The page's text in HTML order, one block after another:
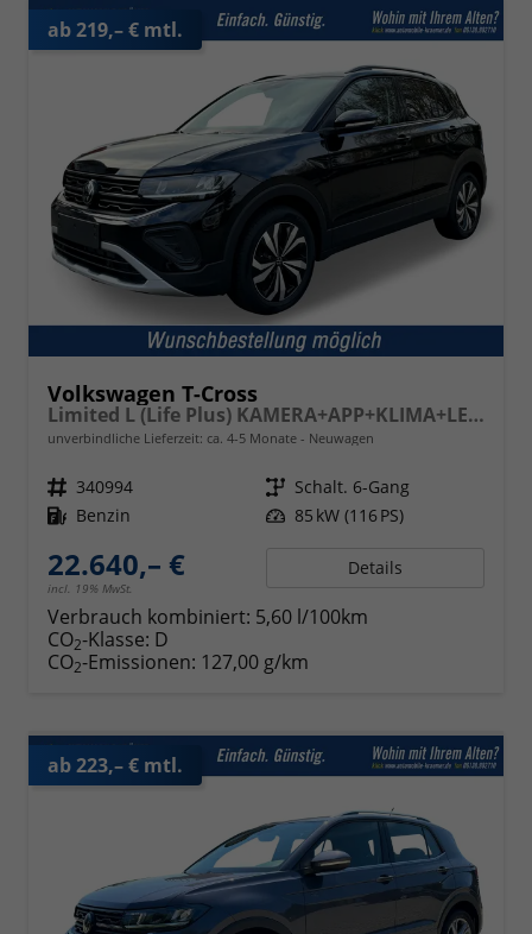
ab 219,– € mtl.
Volkswagen T-Cross
Limited L (Life Plus) KAMERA+APP+KLIMA+LED+17'' ALU
unverbindliche Lieferzeit: ca. 4-5 Monate Neuwagen
Fahrzeugnr. 340994 Getriebe Schalt. 6-Gang
Kraftstoff Benzin Leistung 85 kW (116 PS)
22.640,– €
incl. 19% MwSt.
Details
Verbrauch kombiniert: 5,60 l/100km
CO2-Klasse: D
CO2-Emissionen: 127,00 g/km
ab 223,– € mtl.